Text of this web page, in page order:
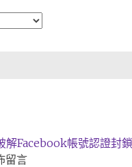
解Facebook帳號認證封
留言